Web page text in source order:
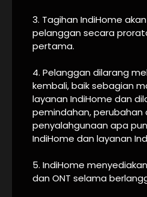
3. Tagihan IndiHome
pelanggan secara
pertama.
4. Pelanggan dilarang
kembali, baik sebagian
layanan IndiHome dan
pemindahan, perubahan
penyalahgunaan apa
IndiHome dan layanan
5. IndiHome
dan ONT selama